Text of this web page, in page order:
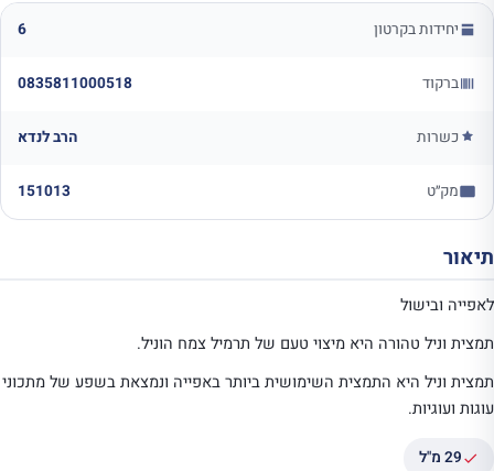
יחידות בקרטון 6
ברקוד 0835811000518
כשרות הרב לנדא
מק״ט 151013
תיאור
לאפייה ובישול
תמצית וניל טהורה היא מיצוי טעם של תרמיל צמח הוניל.
תמצית וניל היא התמצית השימושית ביותר באפייה ונמצאת בשפע של מתכוני
עוגות ועוגיות.
29 מ"ל